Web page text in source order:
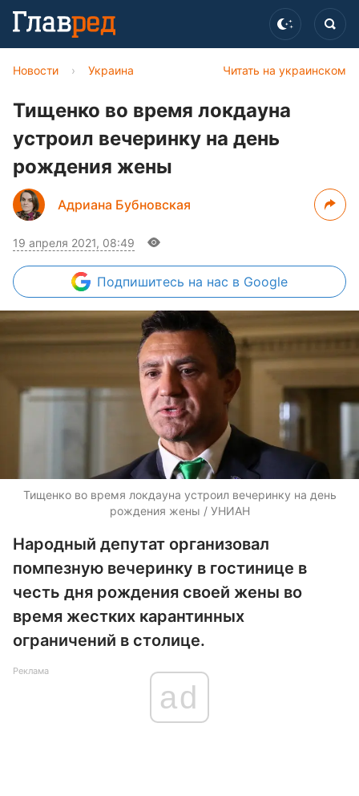
Читать на украинском
Новости › Украина
Тищенко во время локдауна
устроил вечеринку на день
рождения жены
Адриана Бубновская
19 апреля 2021, 08:49
Подпишитесь на нас в Google
Тищенко во время локдауна устроил вечеринку на день
рождения жены / УНИАН
Народный депутат организовал
помпезную вечеринку в гостинице в
честь дня рождения своей жены во
время жестких карантинных
ограничений в столице.
Реклама
ad